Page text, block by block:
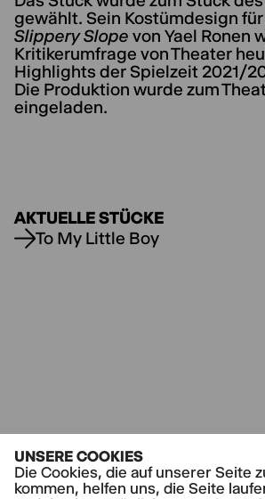
UNSERE COOKIES
Die Cookies, die auf unserer Seite
kommen, helfen uns, die Seite
gewählt. Sein Kostümdesign
Slippery Slope von Yael Ronen
Kritikerumfrage von Theater
Highlights der Spielzeit 2021/
Die Produktion wurde zum
eingeladen.
AKTUELLE STÜCKE
To My Little Boy